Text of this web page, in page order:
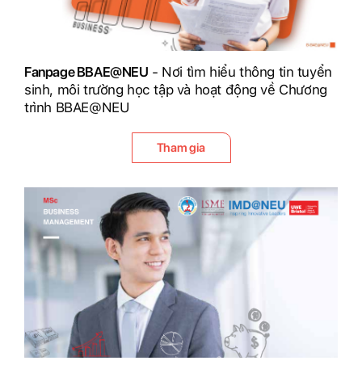
Fanpage BBAE@NEU - Nơi tìm hiểu thông tin tuyển
sinh, môi trường học tập và hoạt động về Chương
trình BBAE@NEU
Tham gia